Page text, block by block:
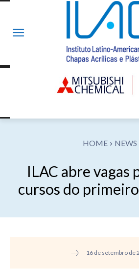
HOME NEWS
ILAC abre vagas
cursos do
16 de setembro de